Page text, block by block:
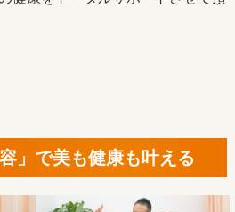
」で美も健康も叶える